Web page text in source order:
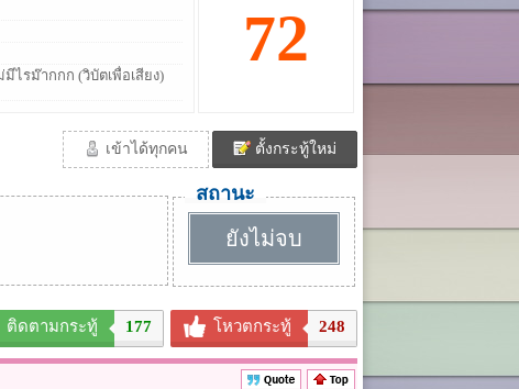
ไรม๊ากกก (วิบัตเพื่อเสียง)
72
เข้าได้ทุกคน ตั้งกระทู้ใหม่
สถานะ
ยังไม่จบ
ติดตามกระทู้ 177 โหวตกระทู้ 248